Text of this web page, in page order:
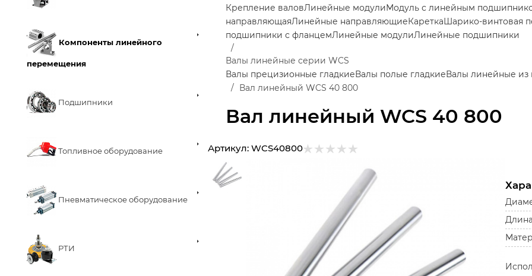
Компоненты линейного
перемещения
Подшипники
Топливное оборудование
Пневматическое оборудование
РТИ
Вал линейный WCS 40 800
Крепление валовЛинейные модулиМодуль с линейным
направляющаяЛинейные направляющиеКареткаШарико-винтовая
подшипники с фланцемЛинейные модулиЛинейные подшипники
Валы линейные серии WCS
Валы прецизионные гладкиеВалы полые гладкиеВалы линейные
Вал линейный WCS 40 800
Артикул: WCS40800